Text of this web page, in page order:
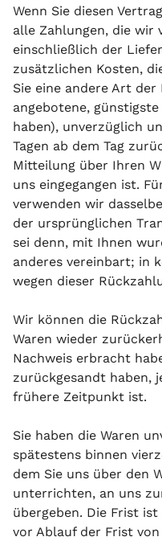
Wenn Sie diesen
alle Zahlungen, die wir
einschließlich der
zusätzlichen Kosten,
Sie eine andere Art
angebotene,
haben), unverzüglich
Tagen ab dem Tag
Mitteilung über Ihren
uns eingegangen ist.
verwenden wir
der ursprünglichen
sei denn, mit Ihnen
anderes vereinbart; in
wegen dieser
Wir können die
Waren wieder
Nachweis erbracht
zurückgesandt haben,
frühere Zeitpunkt ist.
Sie haben die Waren
spätestens binnen
dem Sie uns über den
unterrichten, an uns
übergeben. Die Frist
vor Ablauf der Frist von